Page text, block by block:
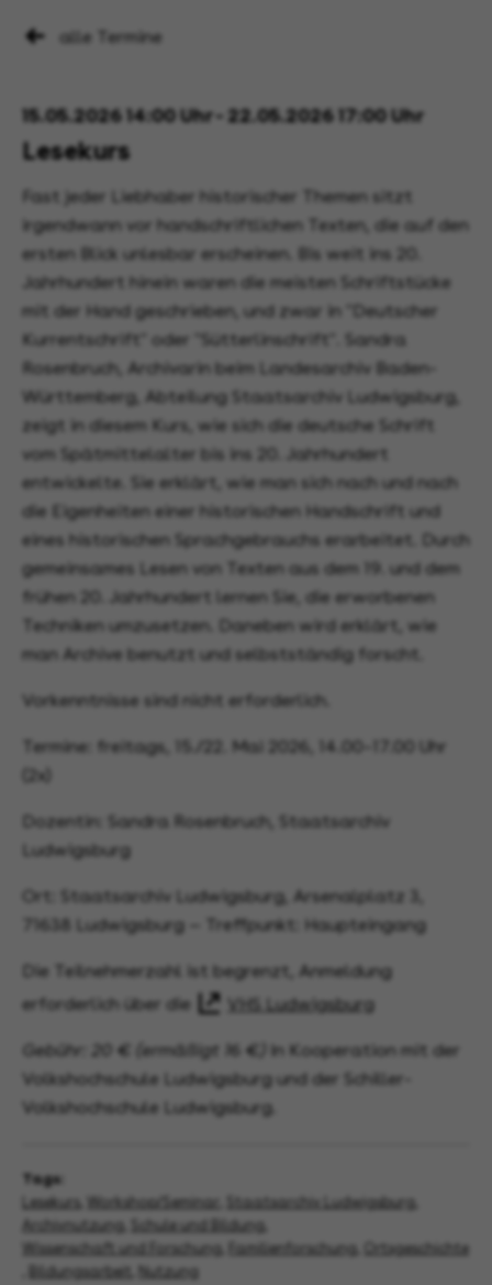
alle Termine
15.05.2026 14:00 Uhr - 22.05.2026 17:00 Uhr
Lesekurs
Fast jeder Liebhaber historischer Themen sitzt
irgendwann vor handschriftlichen Texten, die auf den
ersten Blick unlesbar erscheinen. Bis weit ins 20.
Jahrhundert hinein waren die meisten Schriftstücke
mit der Hand geschrieben, und zwar in "Deutscher
Kurrentschrift" oder "Sütterlinschrift". Sandra
Rosenbruch, Archivarin beim Landesarchiv Baden-
Württemberg, Abteilung Staatsarchiv Ludwigsburg,
zeigt in diesem Kurs, wie sich die deutsche Schrift
vom Spätmittelalter bis ins 20. Jahrhundert
entwickelte. Sie erklärt, wie man sich nach und nach
die Eigenheiten einer historischen Handschrift und
eines historischen Sprachgebrauchs erarbeitet. Durch
gemeinsames Lesen von Texten aus dem 19. und dem
frühen 20. Jahrhundert lernen Sie, die erworbenen
Techniken umzusetzen. Daneben wird erklärt, wie
man Archive benutzt und selbstständig forscht.
Vorkenntnisse sind nicht erforderlich.
Termine: freitags, 15./22. Mai 2026, 14.00–17.00 Uhr
(2x)
Dozentin: Sandra Rosenbruch, Staatsarchiv
Ludwigsburg
Ort: Staatsarchiv Ludwigsburg, Arsenalplatz 3,
71638 Ludwigsburg — Treffpunkt: Haupteingang
Die Teilnehmerzahl ist begrenzt, Anmeldung
erforderlich über die
VHS Ludwigsburg
Gebühr: 20 € (ermäßigt 16 €)
In Kooperation mit der
Volkshochschule Ludwigsburg und der Schiller-
Volkshochschule Ludwigsburg.
Tags:
Lesekurs, Workshop/Seminar Staatsarchiv Ludwigsburg
Archivnutzung
Schule und Bildung
Wissenschaft und Forschung
Familienforschung
Ortsgeschichte
Bildungsarbeit Nutzung